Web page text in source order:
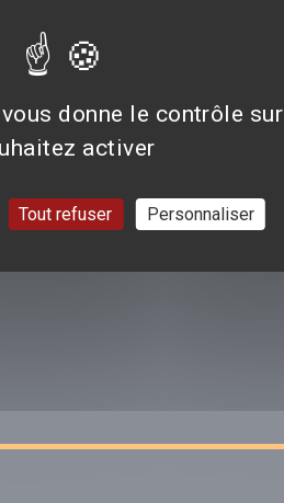
pour le moment disponible.
donne le contrôle
activer
Tout refuser Personnaliser